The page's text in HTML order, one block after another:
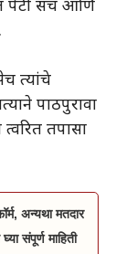
पेटी संच आणि
त्यांचे
पाठपुरावा
तपासा
अन्यथा मतदार
संपूर्ण माहिती